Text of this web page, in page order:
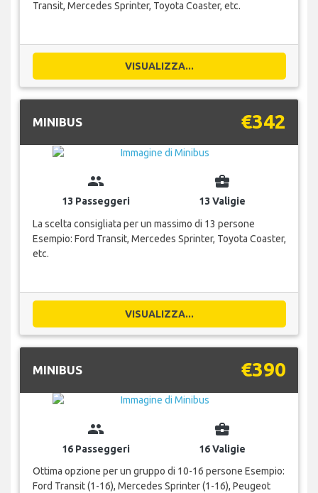
Transit, Mercedes Sprinter, Toyota Coaster, etc.
VISUALIZZA...
MINIBUS €342
group
13 Passeggeri
business_center
13 Valigie
La scelta consigliata per un massimo di 13 persone
Esempio: Ford Transit, Mercedes Sprinter, Toyota Coaster,
etc.
VISUALIZZA...
MINIBUS €390
group
16 Passeggeri
business_center
16 Valigie
Ottima opzione per un gruppo di 10-16 persone Esempio:
Ford Transit (1-16), Mercedes Sprinter (1-16), Peugeot